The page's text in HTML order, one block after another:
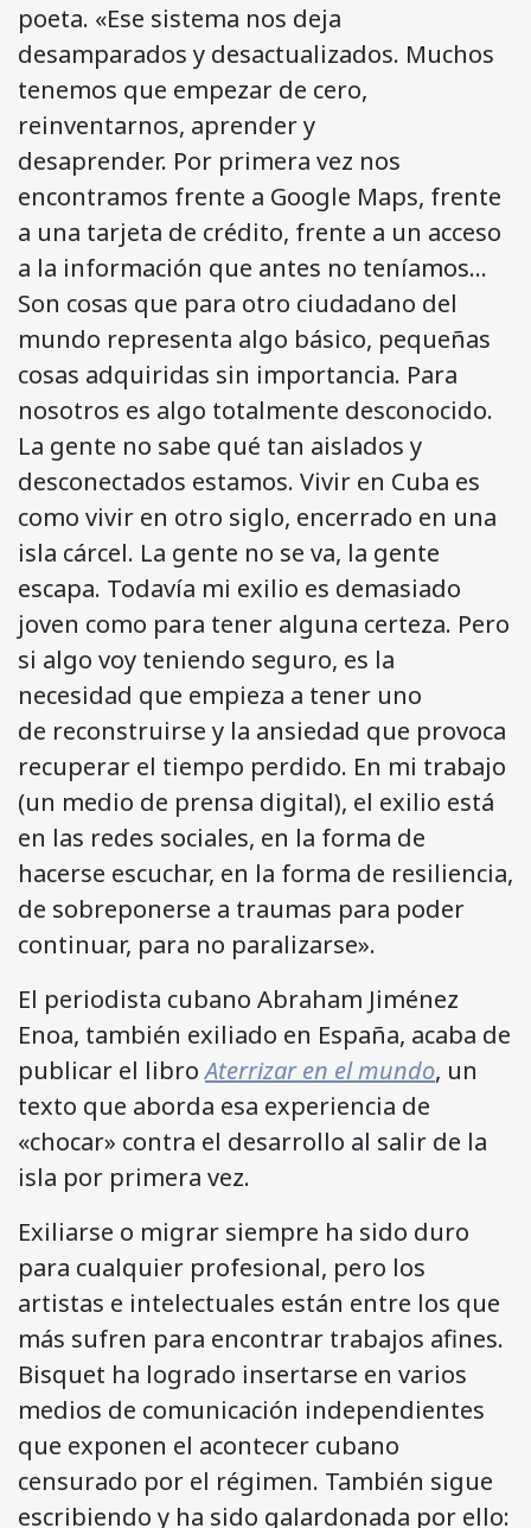
poeta. «Ese sistema nos deja
desamparados y desactualizados. Muchos
tenemos que empezar de cero,
reinventarnos, aprender y
desaprender. Por primera vez nos
encontramos frente a Google Maps, frente
a una tarjeta de crédito, frente a un acceso
a la información que antes no teníamos…
Son cosas que para otro ciudadano del
mundo representa algo básico, pequeñas
cosas adquiridas sin importancia. Para
nosotros es algo totalmente desconocido.
La gente no sabe qué tan aislados y
desconectados estamos. Vivir en Cuba es
como vivir en otro siglo, encerrado en una
isla cárcel. La gente no se va, la gente
escapa. Todavía mi exilio es demasiado
joven como para tener alguna certeza. Pero
si algo voy teniendo seguro, es la
necesidad que empieza a tener uno
de reconstruirse y la ansiedad que provoca
recuperar el tiempo perdido. En mi trabajo
(un medio de prensa digital), el exilio está
en las redes sociales, en la forma de
hacerse escuchar, en la forma de resiliencia,
de sobreponerse a traumas para poder
continuar, para no paralizarse».
El periodista cubano Abraham Jiménez
Enoa, también exiliado en España, acaba de
publicar el libroAterrizar en el mundo, un
texto que aborda esa experiencia de
«chocar» contra el desarrollo al salir de la
isla por primera vez.
Exiliarse o migrar siempre ha sido duro
para cualquier profesional, pero los
artistas e intelectuales están entre los que
más sufren para encontrar trabajos afines.
Bisquet ha logrado insertarse en varios
medios de comunicación independientes
que exponen el acontecer cubano
censurado por el régimen. También sigue
escribiendo y ha sido galardonada por ello: